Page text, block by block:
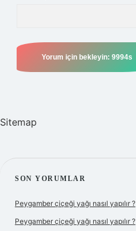
Sitemap
SIDEBAR
SON YORUMLAR
Peygamber çiçeği yağı nasıl yapılır ?
Peygamber çiçeği yağı nasıl yapılır ?